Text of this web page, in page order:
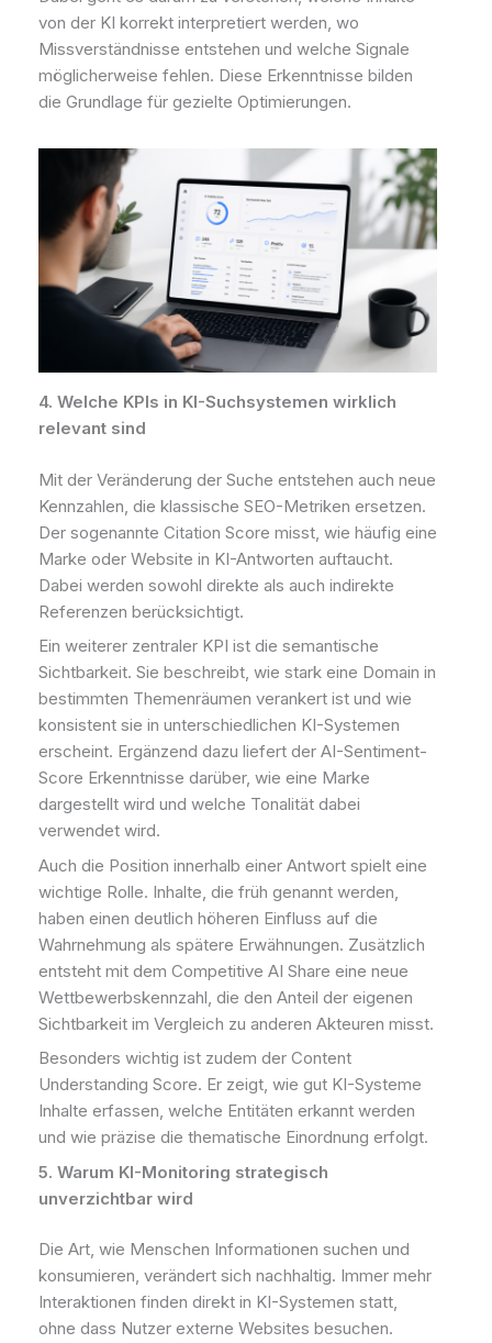
von der KI korrekt interpretiert werden, wo
Missverständnisse entstehen und welche Signale
möglicherweise fehlen. Diese Erkenntnisse bilden
die Grundlage für gezielte Optimierungen.
4. Welche KPIs in KI-Suchsystemen wirklich
relevant sind
Mit der Veränderung der Suche entstehen auch neue
Kennzahlen, die klassische SEO-Metriken ersetzen.
Der sogenannte Citation Score misst, wie häufig eine
Marke oder Website in KI-Antworten auftaucht.
Dabei werden sowohl direkte als auch indirekte
Referenzen berücksichtigt.
Ein weiterer zentraler KPI ist die semantische
Sichtbarkeit. Sie beschreibt, wie stark eine Domain in
bestimmten Themenräumen verankert ist und wie
konsistent sie in unterschiedlichen KI-Systemen
erscheint. Ergänzend dazu liefert der AI-Sentiment-
Score Erkenntnisse darüber, wie eine Marke
dargestellt wird und welche Tonalität dabei
verwendet wird.
Auch die Position innerhalb einer Antwort spielt eine
wichtige Rolle. Inhalte, die früh genannt werden,
haben einen deutlich höheren Einfluss auf die
Wahrnehmung als spätere Erwähnungen. Zusätzlich
entsteht mit dem Competitive AI Share eine neue
Wettbewerbskennzahl, die den Anteil der eigenen
Sichtbarkeit im Vergleich zu anderen Akteuren misst.
Besonders wichtig ist zudem der Content
Understanding Score. Er zeigt, wie gut KI-Systeme
Inhalte erfassen, welche Entitäten erkannt werden
und wie präzise die thematische Einordnung erfolgt.
5. Warum KI-Monitoring strategisch
unverzichtbar wird
Die Art, wie Menschen Informationen suchen und
konsumieren, verändert sich nachhaltig. Immer mehr
Interaktionen finden direkt in KI-Systemen statt,
ohne dass Nutzer externe Websites besuchen.